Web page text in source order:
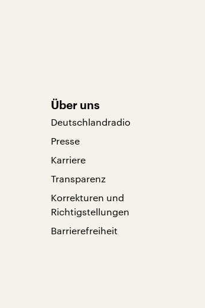
Über uns
Deutschlandradio
Presse
Karriere
Transparenz
Korrekturen und
Richtigstellungen
Barrierefreiheit